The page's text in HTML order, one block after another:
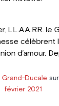
LL.AA.RR. le
célèbrent
d’amour.
Grand-Ducale sur
février 2021